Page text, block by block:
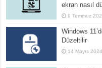
ekran nasıl
9 Temmuz
Windows
Düzeltilir
14 Mayıs 2024